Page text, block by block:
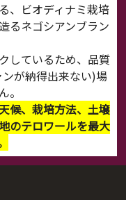
、ビオディナミ栽培
るネゴシアンブラン
しているため、品質
が納得出来ない)場
。
候、栽培方法、土壌
のテロワールを最大